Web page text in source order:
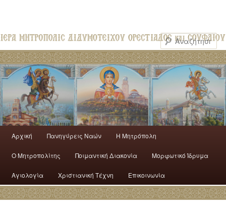
Αρχική Πανηγύρεις Ναών H Mητρόπολη
Ο Mητροπολίτης Ποιμαντική Διακονία Μορφωτικό Ίδρυμα
Αγιολογία Χριστιανική Τέχνη Επικοινωνία